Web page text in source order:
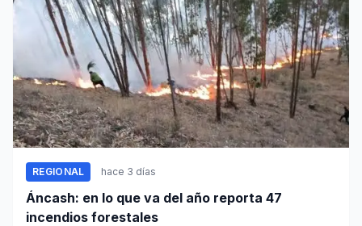
REGIONAL hace 3 días
Áncash: en lo que va del año reporta 47
incendios forestales